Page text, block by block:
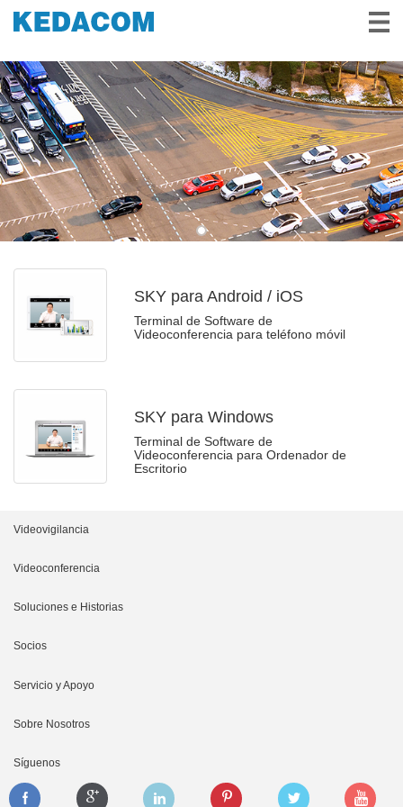
Videovigilancia
Videoconferencia
Soluciones e Historias
Socios
Servicio y Apoyo
SKY para Android / iOS
Terminal de Software de
Videoconferencia para teléfono móvil
SKY para Windows
Terminal de Software de
Videoconferencia para Ordenador de
Escritorio
Videovigilancia
Cámara de Reconocimiento
NVR
Cámara IP
VMS
Móvil
Códec de Red
Teclado
Videoconferencia
Plataforma
Terminal
Dispositivos Periféricos
Soluciones e Historias
Soluciones Móviles
Soluciones de Reconocimiento
Soluciones ITS
Ciudad Segura
Socios
Cooperación
Conviértete en socio
Inicio de Sesión de Socio
Distribuidor
Servicio y Apoyo
Descripción del Servicio
FAQ
Descargas
Sobre Nosotros
Perfil de la Empresa
Hitos Corporativos
Síguenos